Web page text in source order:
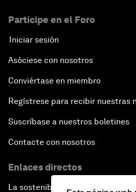
Participe en el Foro
Iniciar sesión
Asóciese con nosotros
Conviértase en miembro
Regístrese para recibir nuestras
Suscríbase a nuestros boletines
Contacte con nosotros
Enlaces directos
La sostenibilidad en el Foro